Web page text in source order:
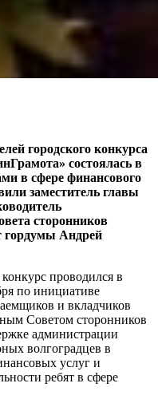
городского конкурса
состоялась в
в сфере финансового
заместитель главы
сторонников
гордумы Андрей
проводился в
по инициативе
и вкладчиков
Советом сторонников
администрации
волгоградцев в
услуг и
ребят в сфере